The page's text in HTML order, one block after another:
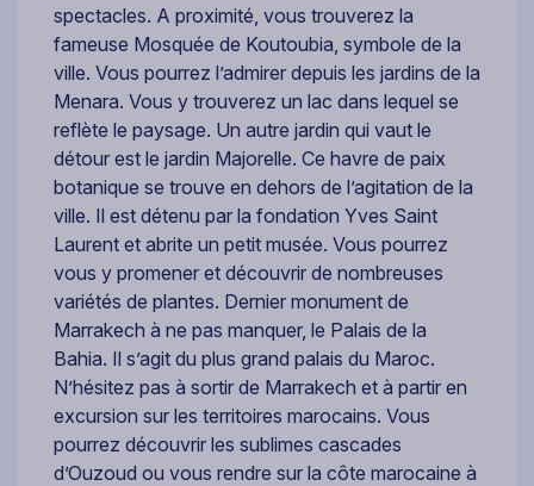
spectacles. A proximité, vous trouverez la
fameuse Mosquée de Koutoubia, symbole de la
ville. Vous pourrez l’admirer depuis les jardins de la
Menara. Vous y trouverez un lac dans lequel se
reflète le paysage. Un autre jardin qui vaut le
détour est le jardin Majorelle. Ce havre de paix
botanique se trouve en dehors de l’agitation de la
ville. Il est détenu par la fondation Yves Saint
Laurent et abrite un petit musée. Vous pourrez
vous y promener et découvrir de nombreuses
variétés de plantes. Dernier monument de
Marrakech à ne pas manquer, le Palais de la
Bahia. Il s’agit du plus grand palais du Maroc.
N’hésitez pas à sortir de Marrakech et à partir en
excursion sur les territoires marocains. Vous
pourrez découvrir les sublimes cascades
d’Ouzoud ou vous rendre sur la côte marocaine à